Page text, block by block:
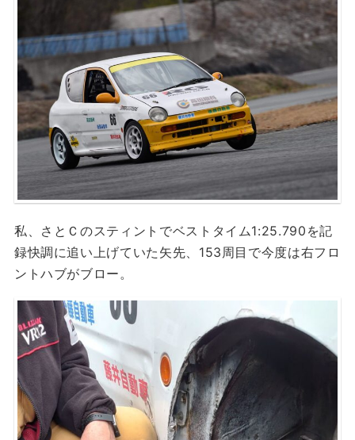
私、さとＣのスティントでベストタイム1:25.790を記
録快調に追い上げていた矢先、153周目で今度は右フロ
ントハブがブロー。